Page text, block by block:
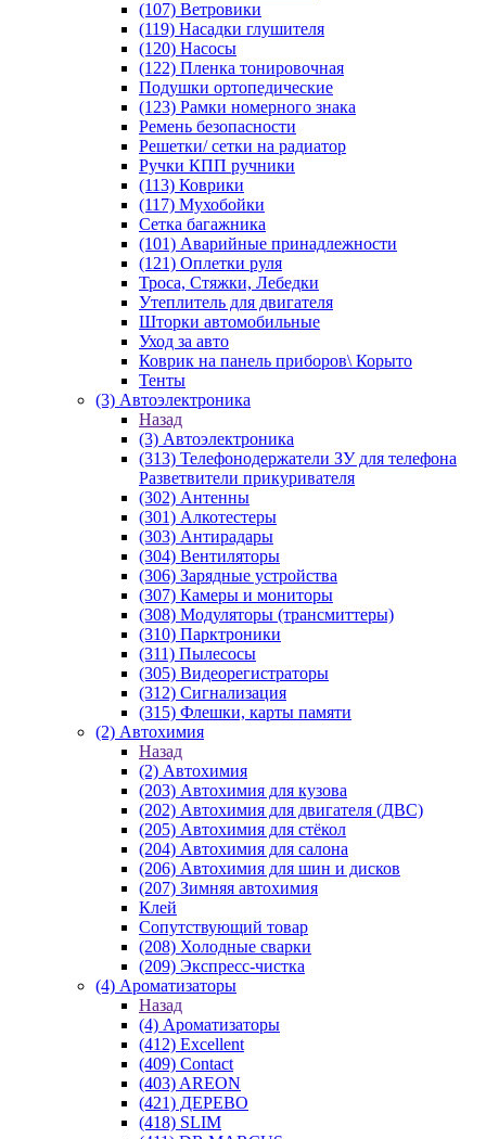
(107) Ветровики
(119) Насадки глушителя
(120) Насосы
(122) Пленка тонировочная
Подушки ортопедические
(123) Рамки номерного знака
Ремень безопасности
Решетки/ сетки на радиатор
Ручки КПП ручники
(113) Коврики
(117) Мухобойки
Сетка багажника
(101) Аварийные принадлежности
(121) Оплетки руля
Троса, Стяжки, Лебедки
Утеплитель для двигателя
Шторки автомобильные
Уход за авто
Коврик на панель приборов\ Корыто
Тенты
(3) Автоэлектроника
Назад
(3) Автоэлектроника
(313) Телефонодержатели ЗУ для телефона
Разветвители прикуривателя
(302) Антенны
(301) Алкотестеры
(303) Антирадары
(304) Вентиляторы
(306) Зарядные устройства
(307) Камеры и мониторы
(308) Модуляторы (трансмиттеры)
(310) Парктроники
(311) Пылесосы
(305) Видеорегистраторы
(312) Сигнализация
(315) Флешки, карты памяти
(2) Автохимия
Назад
(2) Автохимия
(203) Автохимия для кузова
(202) Автохимия для двигателя (ДВС)
(205) Автохимия для стёкол
(204) Автохимия для салона
(206) Автохимия для шин и дисков
(207) Зимняя автохимия
Клей
Сопутствующий товар
(208) Холодные сварки
(209) Экспреcс-чистка
(4) Ароматизаторы
Назад
(4) Ароматизаторы
(412) Excellent
(409) Contact
(403) AREON
(421) ДЕРЕВО
(418) SLIM